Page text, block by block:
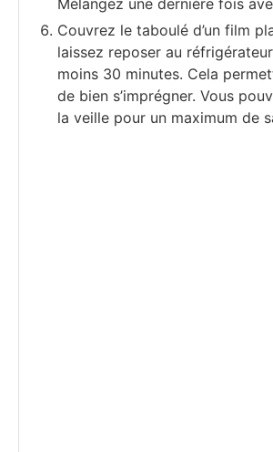
Mélangez une dernière fois
Couvrez le taboulé d’un film
laissez reposer au
moins 30 minutes. Cela
de bien s’imprégner. Vous
la veille pour un maximum de